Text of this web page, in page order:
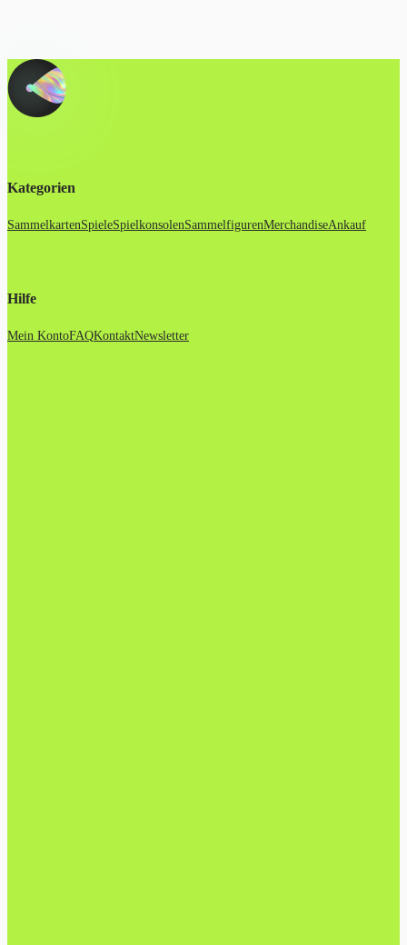
Kategorien
SammelkartenSpieleSpielkonsolenSammelfigurenMerchandiseAnkauf
Hilfe
Mein KontoFAQKontaktNewsletter